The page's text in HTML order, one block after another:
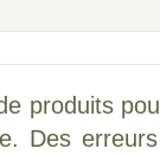
produits
Des